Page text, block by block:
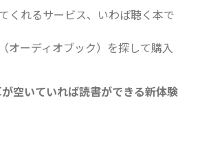
くれるサービス、いわば聴く本で
オーディオブック）を探して購入
空いていれば読書ができる新体験